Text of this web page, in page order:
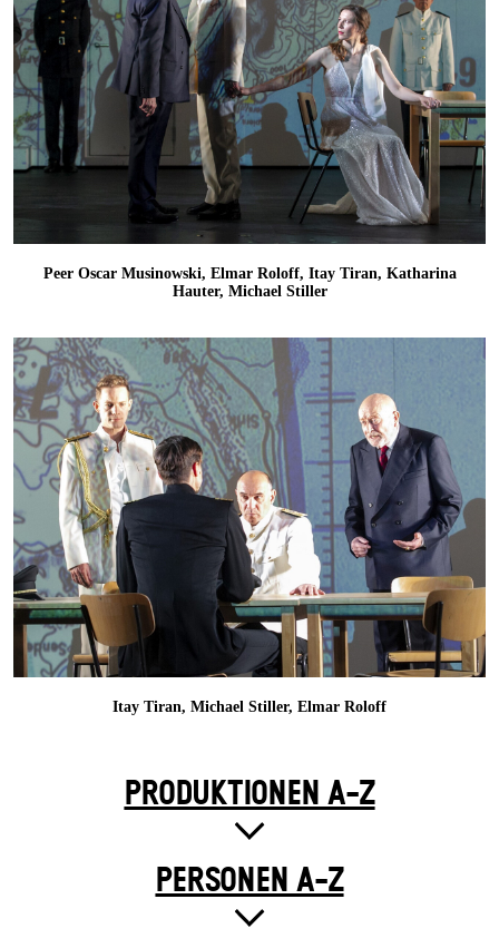
Peer Oscar Musinowski, Elmar Roloff, Itay Tiran, Katharina
Hauter, Michael Stiller
Itay Tiran, Michael Stiller, Elmar Roloff
PRODUKTIONEN A-Z
PERSONEN A-Z